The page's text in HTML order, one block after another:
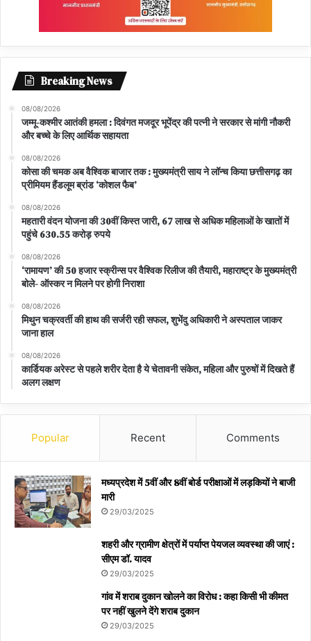
Breaking News
08/08/2026
जम्मू-कश्मीर आतंकी हमला : दिवंगत मजदूर भूपेंद्र की पत्नी ने सरकार से मांगी नौकरी
और बच्चे के लिए आर्थिक सहायता
08/08/2026
कोसा की चमक अब वैश्विक बाजार तक : मुख्यमंत्री साय ने लॉन्च किया छत्तीसगढ़ का
प्रीमियम हैंडलूम ब्रांड ‘कोशल फैब’
08/08/2026
महतारी वंदन योजना की 30वीं किस्त जारी, 67 लाख से अधिक महिलाओं के खातों में
पहुंचे 630.55 करोड़ रुपये
08/08/2026
‘रामायण’ की 50 हजार स्क्रीन्स पर वैश्विक रिलीज की तैयारी, महाराष्ट्र के मुख्यमंत्री
बोले- ऑस्कर न मिलने पर होगी निराशा
08/08/2026
मिथुन चक्रवर्ती की हाथ की सर्जरी रही सफल, शुभेंदु अधिकारी ने अस्पताल जाकर
जाना हाल
08/08/2026
कार्डियक अरेस्ट से पहले शरीर देता है ये चेतावनी संकेत, महिला और पुरुषों में दिखते हैं
अलग लक्षण
Popular Recent Comments
मध्यप्रदेश में 5वीं और 8वीं बोर्ड परीक्षाओं में लड़कियों ने बाजी
मारी
29/03/2025
शहरी और ग्रामीण क्षेत्रों में पर्याप्त पेयजल व्यवस्था की जाएं :
सीएम डॉ. यादव
29/03/2025
गांव में शराब दुकान खोलने का विरोध : कहा किसी भी कीमत
पर नहीं खुलने देंगे शराब दुकान
29/03/2025